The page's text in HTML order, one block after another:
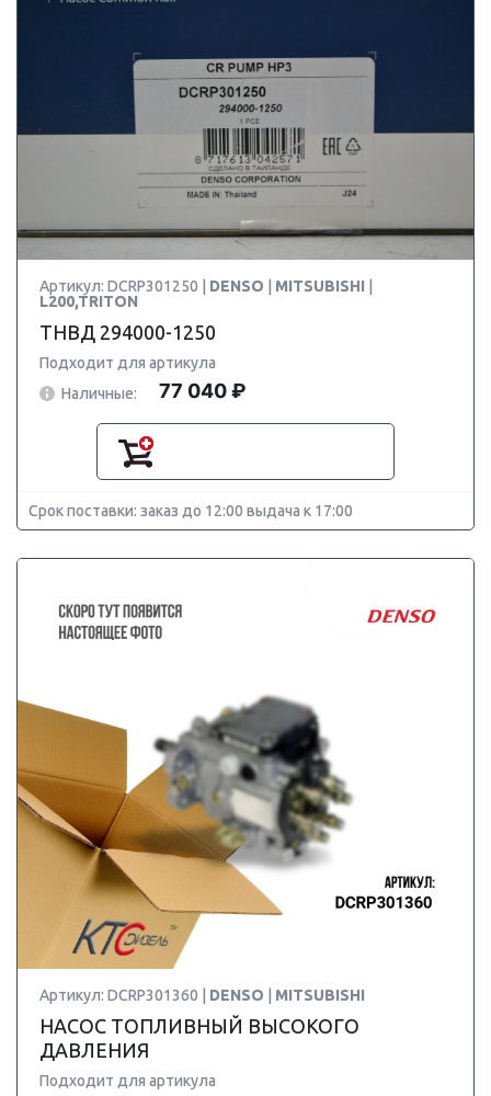
Артикул: DCRP301250 | DENSO MITSUBISHI
L200,TRITON
ТНВД 294000-1250
Подходит для артикула
Наличные:
77 040 ₽
Срок поставки: заказ до 12:00 выдача к 17:00
Артикул: DCRP301360 | DENSO MITSUBISHI
НАСОС ТОПЛИВНЫЙ ВЫСОКОГО
ДАВЛЕНИЯ
Подходит для артикула